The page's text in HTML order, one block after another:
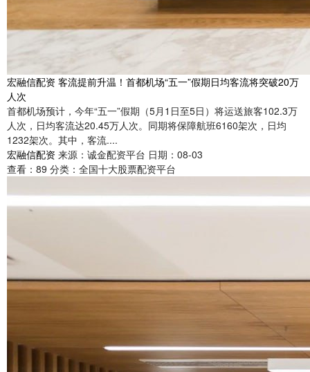
宏融信配资 客流提前升温！首都机场“五一”假期日均客流将突破20万
人次
首都机场预计，今年“五一”假期（5月1日至5日）将运送旅客102.3万
人次，日均客流达20.45万人次。同期将保障航班6160架次，日均
1232架次。其中，客流....
宏融信配资 来源：诚金配资平台 日期：08-03
查看： 89 分类： 全国十大股票配资平台